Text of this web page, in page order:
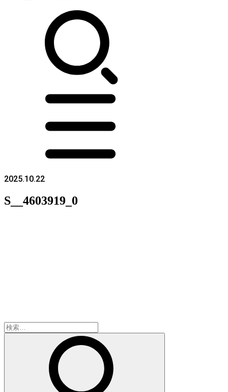
2025.10.22
S__4603919_0
検
索: